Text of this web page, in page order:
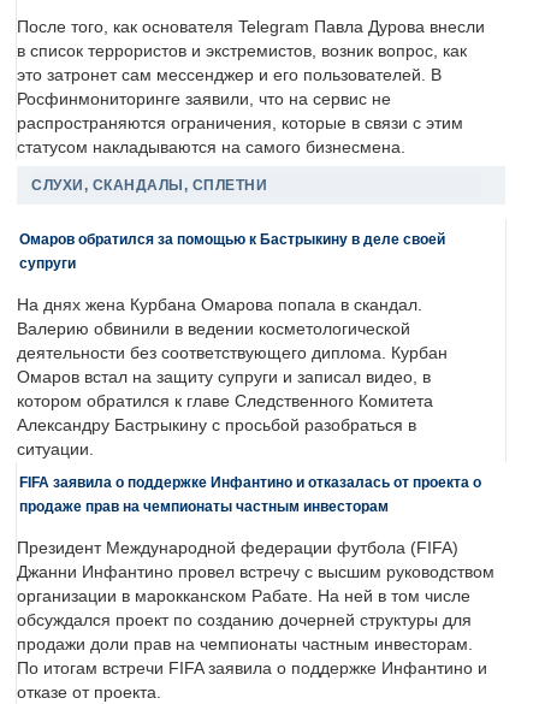
После того, как основателя Telegram Павла Дурова внесли
в список террористов и экстремистов, возник вопрос, как
это затронет сам мессенджер и его пользователей. В
Росфинмониторинге заявили, что на сервис не
распространяются ограничения, которые в связи с этим
статусом накладываются на самого бизнесмена.
СЛУХИ, СКАНДАЛЫ, СПЛЕТНИ
Омаров обратился за помощью к Бастрыкину в деле своей
супруги
На днях жена Курбана Омарова попала в скандал.
Валерию обвинили в ведении косметологической
деятельности без соответствующего диплома. Курбан
Омаров встал на защиту супруги и записал видео, в
котором обратился к главе Следственного Комитета
Александру Бастрыкину с просьбой разобраться в
ситуации.
FIFA заявила о поддержке Инфантино и отказалась от проекта о
продаже прав на чемпионаты частным инвесторам
Президент Международной федерации футбола (FIFA)
Джанни Инфантино провел встречу с высшим руководством
организации в марокканском Рабате. На ней в том числе
обсуждался проект по созданию дочерней структуры для
продажи доли прав на чемпионаты частным инвесторам.
По итогам встречи FIFA заявила о поддержке Инфантино и
отказе от проекта.